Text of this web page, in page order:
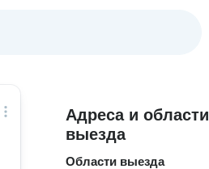
Адреса и области
выезда
Области выезда